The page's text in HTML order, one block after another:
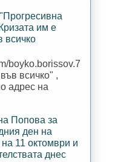
им е
всичко
boyko.borissov.7
всичко" ,
адрес на
Попова за
ден на
11 октомври и
днес